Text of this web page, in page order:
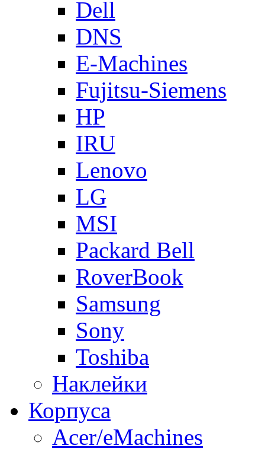
Dell
DNS
E-Machines
Fujitsu-Siemens
HP
IRU
Lenovo
LG
MSI
Packard Bell
RoverBook
Samsung
Sony
Toshiba
Наклейки
Корпуса
Acer/eMachines